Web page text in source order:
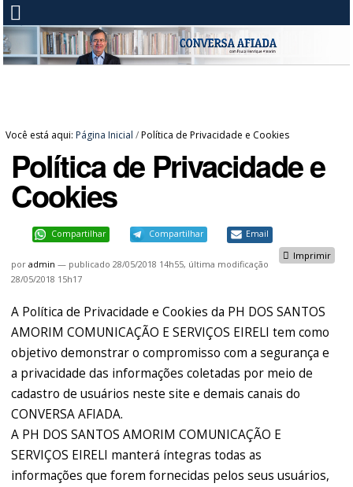
Você está aqui: Página Inicial /Política de Privacidade e Cookies
Política de Privacidade e
Cookies
Compartilhar Compartilhar Email
Imprimir
poradmin — publicado 28/05/2018 14h55, última modificação
28/05/2018 15h17
A Política de Privacidade e Cookies da PH DOS SANTOS
AMORIM COMUNICAÇÃO E SERVIÇOS EIRELI tem como
objetivo demonstrar o compromisso com a segurança e
a privacidade das informações coletadas por meio de
cadastro de usuários neste site e demais canais do
CONVERSA AFIADA.
A PH DOS SANTOS AMORIM COMUNICAÇÃO E
SERVIÇOS EIRELI manterá íntegras todas as
informações que forem fornecidas pelos seus usuários,